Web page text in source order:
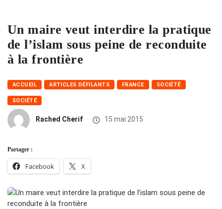
Un maire veut interdire la pratique
de l’islam sous peine de reconduite
à la frontière
ACCUEIL ARTICLES DÉFILANTS FRANCE SOCIÉTÉ
SOCIÉTÉ
Rached Cherif 15 mai 2015
Partager :
Facebook X